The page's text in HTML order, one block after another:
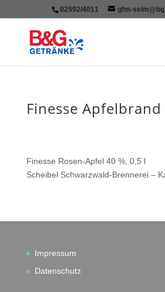
02592/4011 gfm-
Finesse Apfelbrand
Finesse Rosen-Apfel 40 %, 0,5 l
Scheibel Schwarzwald-Brennerei –
Impressum
Datenschutz